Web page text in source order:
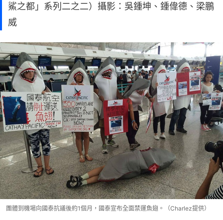
鯊之都」系列二之二）攝影：吳鍾坤、鍾偉德、梁鵬
威
團體到機場向國泰抗議後約1個月，國泰宣布全面禁運魚翅。（Charlez提供）